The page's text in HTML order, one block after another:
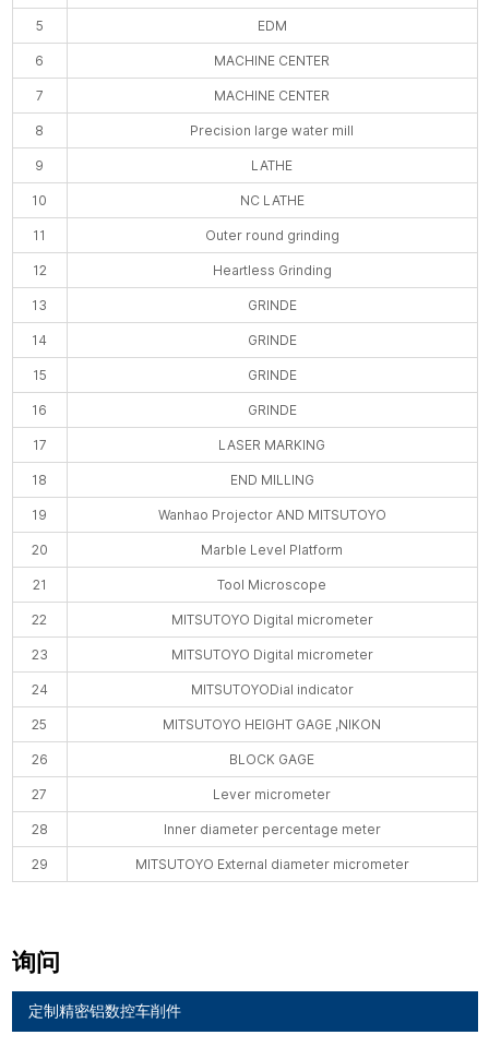
5 EDM
6 MACHINE CENTER
7 MACHINE CENTER
8 Precision large water mill
9 LATHE
10 NC LATHE
11 Outer round grinding
12 Heartless Grinding
13 GRINDE
14 GRINDE
15 GRINDE
16 GRINDE
17 LASER MARKING
18 END MILLING
19 Wanhao Projector AND MITSUTOYO
20 Marble Level Platform
21 Tool Microscope
22 MITSUTOYO Digital micrometer
23 MITSUTOYO Digital micrometer
24 MITSUTOYODial indicator
25 MITSUTOYO HEIGHT GAGE ,NIKON
26 BLOCK GAGE
27 Lever micrometer
28 Inner diameter percentage meter
29 MITSUTOYO External diameter micrometer
询问